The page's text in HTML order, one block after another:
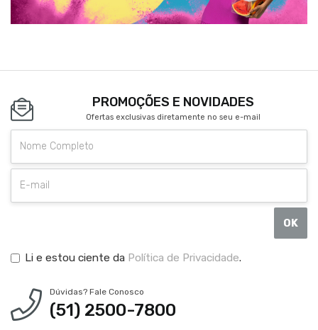
PROMOÇÕES E NOVIDADES
Ofertas exclusivas diretamente no seu e-mail
OK
Li e estou ciente da Política de Privacidade.
Dúvidas? Fale Conosco
(51) 2500-7800